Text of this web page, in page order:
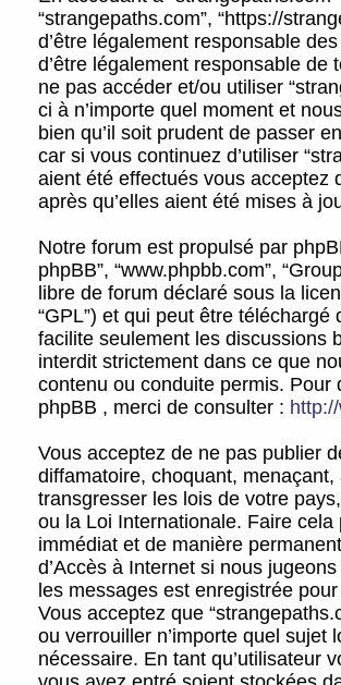
“strangepaths.com”, “https://
d’être légalement responsable
d’être légalement responsable
ne pas accéder et/ou utiliser
ci à n’importe quel moment et
bien qu’il soit prudent de passer
car si vous continuez d’utiliser
aient été effectués vous acceptez
après qu’elles aient été mises à
Notre forum est propulsé par
phpBB”, “www.phpbb.com”,
libre de forum déclaré sous la
“GPL”) et qui peut être téléchargé
facilite seulement les discussions
interdit strictement dans ce que
contenu ou conduite permis.
phpBB , merci de consulter :
Vous acceptez de ne pas publier
diffamatoire, choquant,
transgresser les lois de votre
ou la Loi Internationale. Faire
immédiat et de manière
d’Accès à Internet si nous
les messages est enregistrée
Vous acceptez que
ou verrouiller n’importe quel sujet
nécessaire. En tant qu’utilisateur